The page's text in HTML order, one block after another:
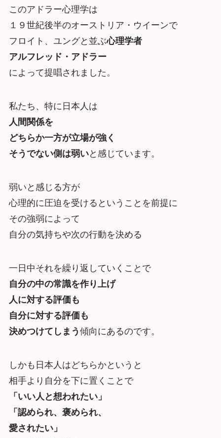
このアドラー心理学は
１９世紀後半のオーストリア・ウイーンで
フロイト、ユングと並ぶ心理学者
アルフレッド・アドラー
によって提唱されました。
私たち、特に日本人は
人間関係を
どちらか一方が立場が強く
そうでない側は弱いと感じています。
弱いと感じる方が
心理的に圧迫を受けるということを前提に
その強弱によって
自分の気持ちや次の行動を決める
一日中それを繰り返していくことで
自分の中の常識を作り上げ
人に対する評価も
自分に対する評価も
決めつけてしまう 傾向にあるのです。
しかも日本人はどちらかというと
相手より自分を下に置くことで
「いい人と想われたい」
「認められ、褒められ、
愛されたい」